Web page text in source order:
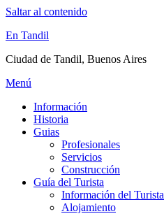
Saltar al contenido
En Tandil
Ciudad de Tandil, Buenos Aires
Menú
Información
Historia
Guias
Profesionales
Servicios
Construcción
Guía del Turista
Información del Turista
Alojamiento